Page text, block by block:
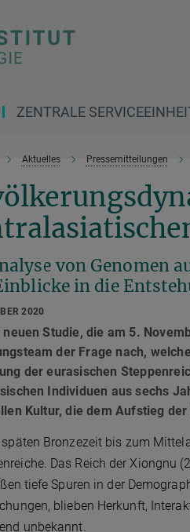
ZENTRALE
Aktuelles Pressemitteilungen
von Genomen
in die
2020
neuen Studie, die am 5.
der Frage nach,
der eurasischen
Individuen aus sechs
Kultur, die dem Aufstieg
Bronzezeit bis zum
Das Reich der Xiongnu
tiefe Spuren in der
blieben Herkunft,
unbekannt.